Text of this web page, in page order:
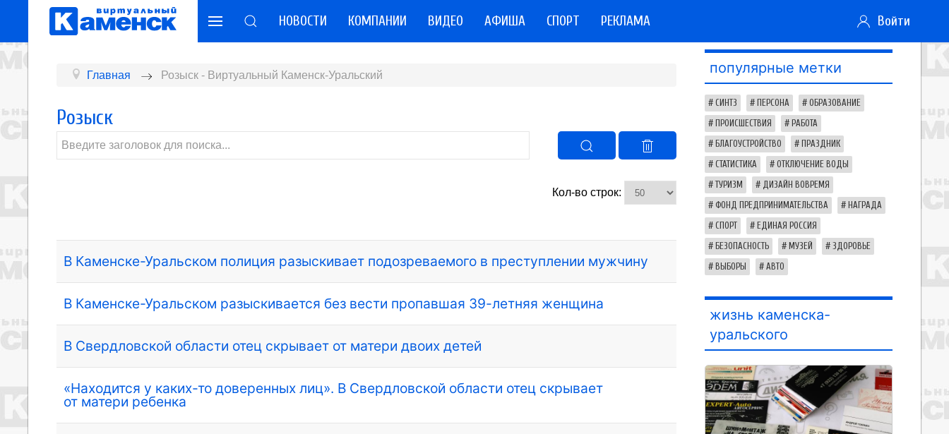
НОВОСТИ КОМПАНИИ ВИДЕО АФИША СПОРТ РЕКЛАМА Войти
Главная Розыск - Виртуальный Каменск-Уральский
Розыск
Кол-во строк:
В Каменске-Уральском полиция разыскивает подозреваемого в преступлении мужчину
В Каменске-Уральском разыскивается без вести пропавшая 39-летняя женщина
В Свердловской области отец скрывает от матери двоих детей
«Находится у каких-то доверенных лиц». В Свердловской области отец скрывает
от матери ребенка
популярные метки
СИНТЗ ПЕРСОНА ОБРАЗОВАНИЕ
ПРОИСШЕСТВИЯ РАБОТА
БЛАГОУСТРОЙСТВО ПРАЗДНИК
СТАТИСТИКА ОТКЛЮЧЕНИЕ ВОДЫ
ТУРИЗМ ДИЗАЙН ВОВРЕМЯ
ФОНД ПРЕДПРИНИМАТЕЛЬСТВА НАГРАДА
СПОРТ ЕДИНАЯ РОССИЯ
БЕЗОПАСНОСТЬ МУЗЕЙ ЗДОРОВЬЕ
ВЫБОРЫ АВТО
жизнь каменска-
уральского